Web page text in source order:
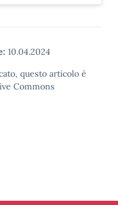
10.04.2024
questo articolo è
Commons